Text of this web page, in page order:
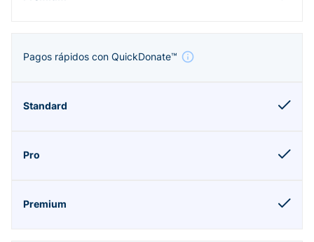
Pagos rápidos con QuickDonate™